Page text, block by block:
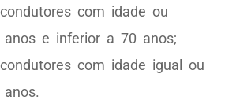
com idade ou
e inferior a 70 anos;
com idade igual ou